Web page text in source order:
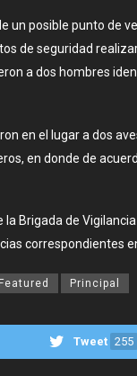
un posible punto de
de seguridad
a dos hombres
en el lugar a dos
en donde de
Brigada de
correspondientes
Featured Principal
Tweet 255